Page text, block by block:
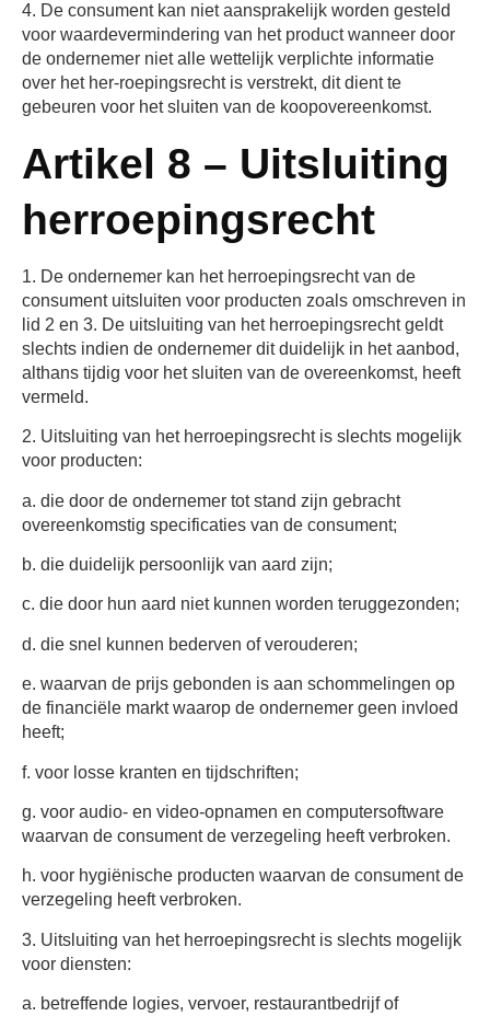
4. De consument kan niet aansprakelijk worden gesteld
voor waardevermindering van het product wanneer door
de ondernemer niet alle wettelijk verplichte informatie
over het her-roepingsrecht is verstrekt, dit dient te
gebeuren voor het sluiten van de koopovereenkomst.
Artikel 8 – Uitsluiting
herroepingsrecht
1. De ondernemer kan het herroepingsrecht van de
consument uitsluiten voor producten zoals omschreven in
lid 2 en 3. De uitsluiting van het herroepingsrecht geldt
slechts indien de ondernemer dit duidelijk in het aanbod,
althans tijdig voor het sluiten van de overeenkomst, heeft
vermeld.
2. Uitsluiting van het herroepingsrecht is slechts mogelijk
voor producten:
a. die door de ondernemer tot stand zijn gebracht
overeenkomstig specificaties van de consument;
b. die duidelijk persoonlijk van aard zijn;
c. die door hun aard niet kunnen worden teruggezonden;
d. die snel kunnen bederven of verouderen;
e. waarvan de prijs gebonden is aan schommelingen op
de financiële markt waarop de ondernemer geen invloed
heeft;
f. voor losse kranten en tijdschriften;
g. voor audio- en video-opnamen en computersoftware
waarvan de consument de verzegeling heeft verbroken.
h. voor hygiënische producten waarvan de consument de
verzegeling heeft verbroken.
3. Uitsluiting van het herroepingsrecht is slechts mogelijk
voor diensten:
a. betreffende logies, vervoer, restaurantbedrijf of